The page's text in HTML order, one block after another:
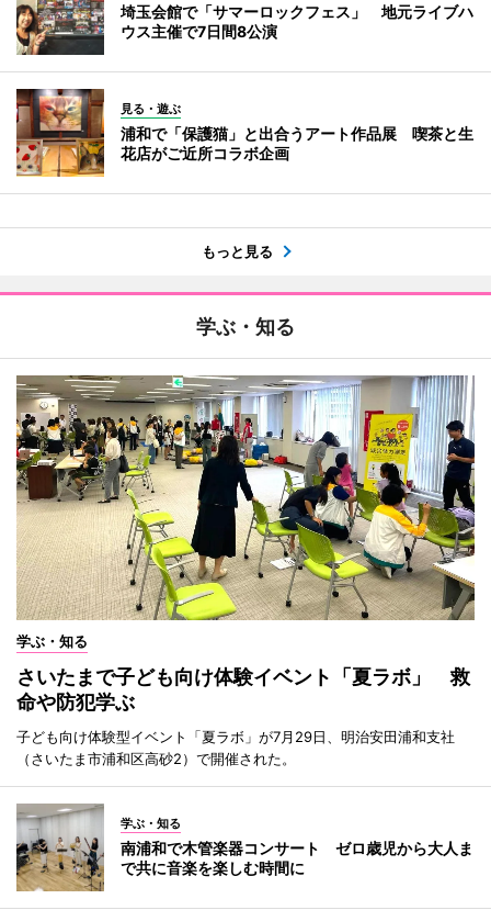
埼玉会館で「サマーロックフェス」 地元ライブハ
ウス主催で7日間8公演
見る・遊ぶ
浦和で「保護猫」と出合うアート作品展 喫茶と生
花店がご近所コラボ企画
もっと見る
学ぶ・知る
学ぶ・知る
さいたまで子ども向け体験イベント「夏ラボ」 救
命や防犯学ぶ
子ども向け体験型イベント「夏ラボ」が7月29日、明治安田浦和支社
（さいたま市浦和区高砂2）で開催された。
学ぶ・知る
南浦和で木管楽器コンサート ゼロ歳児から大人ま
で共に音楽を楽しむ時間に